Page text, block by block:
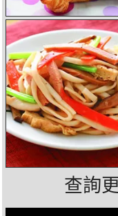
查詢